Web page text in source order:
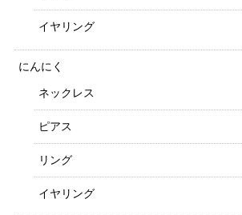
イヤリング
にんにく
ネックレス
ピアス
リング
イヤリング